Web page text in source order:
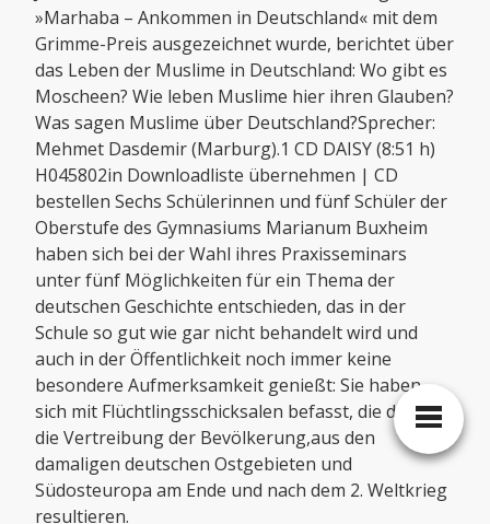
»Marhaba – Ankommen in Deutschland« mit dem
Grimme-Preis ausgezeichnet wurde, berichtet über
das Leben der Muslime in Deutschland: Wo gibt es
Moscheen? Wie leben Muslime hier ihren Glauben?
Was sagen Muslime über Deutschland?Sprecher:
Mehmet Dasdemir (Marburg).1 CD DAISY (8:51 h)
H045802in Downloadliste übernehmen | CD
bestellen Sechs Schülerinnen und fünf Schüler der
Oberstufe des Gymnasiums Marianum Buxheim
haben sich bei der Wahl ihres Praxisseminars
unter fünf Möglichkeiten für ein Thema der
deutschen Geschichte entschieden, das in der
Schule so gut wie gar nicht behandelt wird und
auch in der Öffentlichkeit noch immer keine
besondere Aufmerksamkeit genießt: Sie haben
sich mit Flüchtlingsschicksalen befasst, die durch
die Vertreibung der Bevölkerung,aus den
damaligen deutschen Ostgebieten und
Südosteuropa am Ende und nach dem 2. Weltkrieg
resultieren.